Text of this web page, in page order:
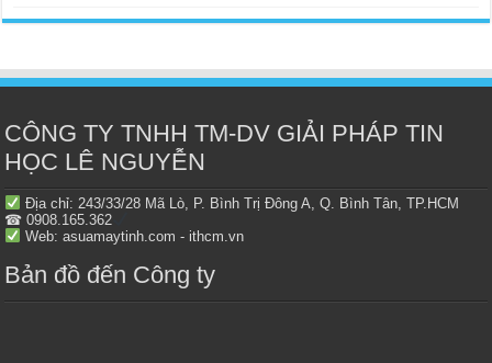
CÔNG TY TNHH TM-DV GIẢI PHÁP TIN
HỌC LÊ NGUYỄN
Địa chỉ: 243/33/28 Mã Lò, P. Bình Trị Đông A, Q. Bình Tân, TP.HCM
☎ 0908.165.362
Web: asuamaytinh.com - ithcm.vn
Bản đồ đến Công ty